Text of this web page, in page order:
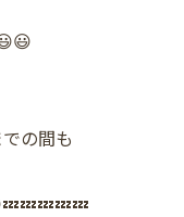
の間も